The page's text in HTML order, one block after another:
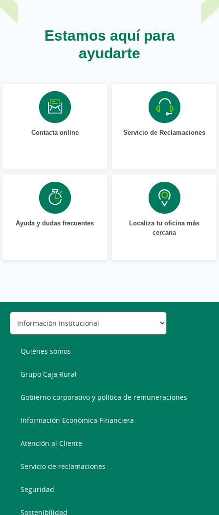
Estamos aquí para
ayudarte
Contacta online Servicio de Reclamaciones
Ayuda y dudas frecuentes
Localiza tu oficina más
cercana
Quiénes somos
Grupo Caja Rural
Gobierno corporativo y política de remuneraciones
Información Económica-Financiera
Atención al Cliente
Servicio de reclamaciones
Seguridad
Sostenibilidad